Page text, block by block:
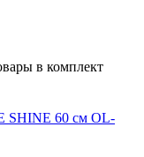
в комплект
SHINE 60 см OL-